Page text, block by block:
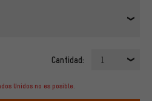
Cantidad: 1
Unidos no es posible.